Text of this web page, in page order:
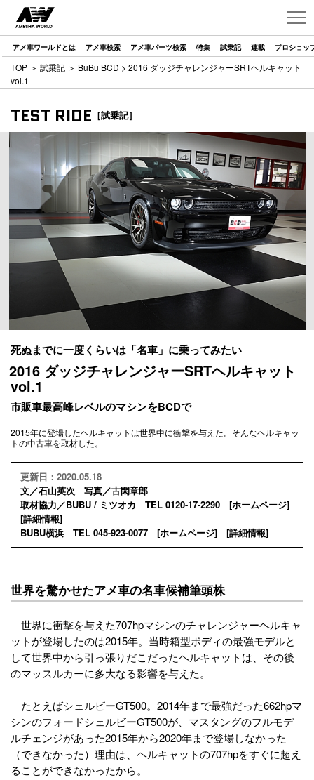
アメ車ワールドとは アメ車検索 アメ車パーツ検索 特集 試乗記 連載 プロショッ
TOP ＞ 試乗記 ＞ BuBu BCD > 2016 ダッジチャレンジャーSRTヘルキャット
vol.1
TEST RIDE ［試乗記］
死ぬまでに一度くらいは「名車」に乗ってみたい
2016 ダッジチャレンジャーSRTヘルキャット
vol.1
市販車最高峰レベルのマシンをBCDで
2015年に登場したヘルキャットは世界中に衝撃を与えた。そんなヘルキャッ
トの中古車を取材した。
更新日：2020.05.18
文／石山英次 写真／古閑章郎
取材協力／BUBU / ミツオカ TEL 0120-17-2290 [ホームページ]
[詳細情報]
BUBU横浜 TEL 045-923-0077 [ホームページ] [詳細情報]
世界を驚かせたアメ車の名車候補筆頭株
世界に衝撃を与えた707hpマシンのチャレンジャーヘルキャ
ットが登場したのは2015年。当時箱型ボディの最強モデルと
して世界中から引っ張りだこだったヘルキャットは、その後
のマッスルカーに多大なる影響を与えた。
たとえばシェルビーGT500。2014年まで最強だった662hpマ
シンのフォードシェルビーGT500が、マスタングのフルモデ
ルチェンジがあった2015年から2020年まで登場しなかった
（できなかった）理由は、ヘルキャットの707hpをすぐに超え
ることができなかったから。